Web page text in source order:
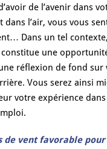
de l’avenir dans
dans l’air, vous vous
Dans un tel
constitue une
réflexion de fond sur
Vous serez ainsi
votre expérience
de vent favorable